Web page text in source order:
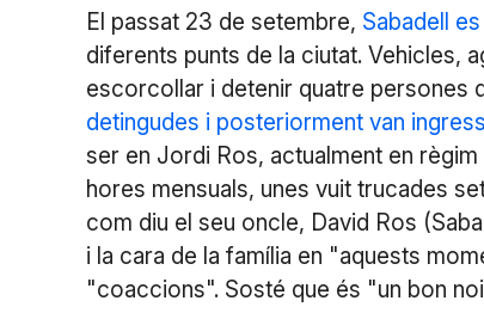
El passat 23 de setembre, Sabadell
diferents punts de la ciutat. Vehicles,
escorcollar i detenir quatre persones
detingudes i posteriorment van
ser en Jordi Ros, actualment en
hores mensuals, unes vuit trucades
com diu el seu oncle, David Ros
i la cara de la família en "aquests
"coaccions". Sosté que és "un bon